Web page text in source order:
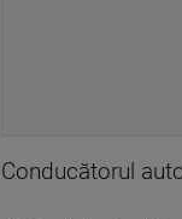
Conducătorul